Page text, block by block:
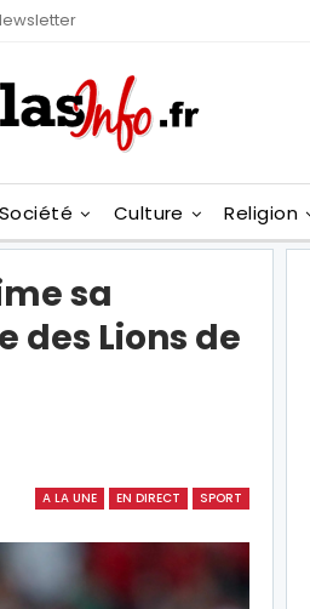
Société Culture Religion
sa
des Lions de
A LA UNE EN DIRECT SPORT